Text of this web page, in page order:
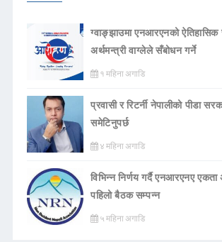
ग्वाङ्झाउमा एनआरएनको
अर्थमन्त्री वाग्लेले सँबोधन गर्ने
१ महिना अगाडि
प्रवासी र रिटर्नी नेपालीको पीडा
समेटिनुपर्छ
४ महिना अगाडि
विभिन्न निर्णय गर्दै एनआरएनए
पहिलो बैठक सम्पन्न
५ महिना अगाडि